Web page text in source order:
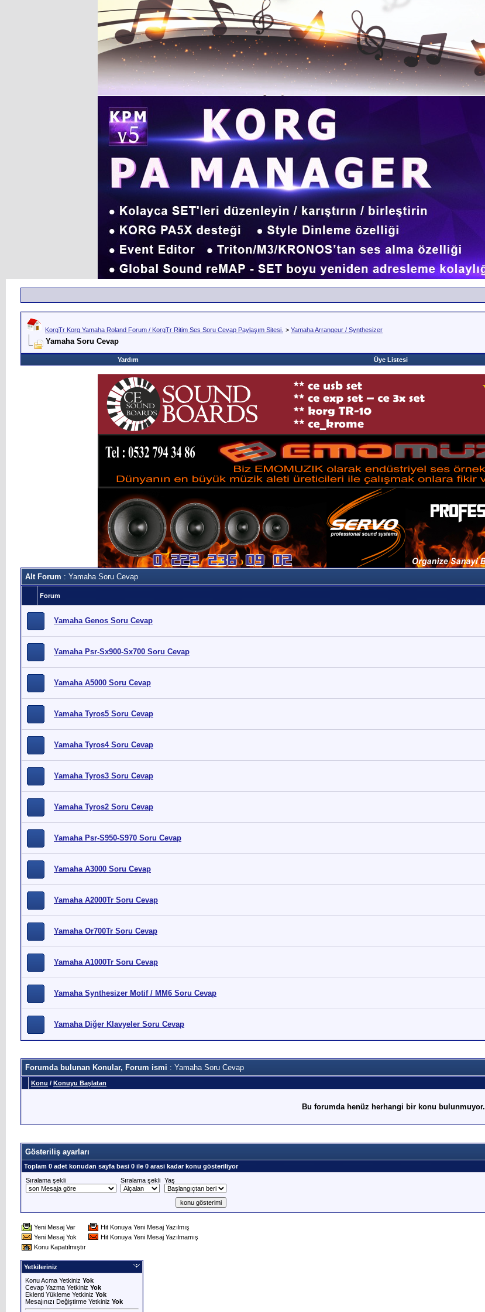
KorgTr Korg Yamaha Roland Forum / KorgTr Ritim Ses Soru Cevap Paylaşım Sitesi. > Yamaha Arrangeur / Synthesizer
Yamaha Soru Cevap
Yardım Üye Listesi
Alt Forum : Yamaha Soru Cevap
Forum
Yamaha Genos Soru Cevap
Yamaha Psr-Sx900-Sx700 Soru Cevap
Yamaha A5000 Soru Cevap
Yamaha Tyros5 Soru Cevap
Yamaha Tyros4 Soru Cevap
Yamaha Tyros3 Soru Cevap
Yamaha Tyros2 Soru Cevap
Yamaha Psr-S950-S970 Soru Cevap
Yamaha A3000 Soru Cevap
Yamaha A2000Tr Soru Cevap
Yamaha Or700Tr Soru Cevap
Yamaha A1000Tr Soru Cevap
Yamaha Synthesizer Motif / MM6 Soru Cevap
Yamaha Diğer Klavyeler Soru Cevap
Forumda bulunan Konular, Forum ismi : Yamaha Soru Cevap
Konu / Konuyu Başlatan
Bu forumda henüz herhangi bir konu bulunmuyor.
Gösteriliş ayarları
Toplam 0 adet konudan sayfa basi 0 ile 0 arasi kadar konu gösteriliyor
Sıralama şekli
Sıralama şekli Yaş
Yeni Mesaj Var
Hit Konuya Yeni Mesaj Yazılmış
Yeni Mesaj Yok
Hit Konuya Yeni Mesaj Yazılmamış
Konu Kapatılmıştır
Yetkileriniz
Konu Acma Yetkiniz Yok
Cevap Yazma Yetkiniz Yok
Eklenti Yükleme Yetkiniz Yok
Mesajınızı Değiştirme Yetkiniz Yok